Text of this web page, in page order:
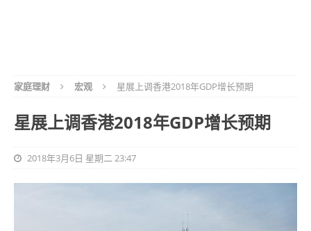
家庭理财 宏观 星展上调香港2018年GDP增长预期
星展上调香港2018年GDP增长预期
2018年3月6日 星期二 23:47